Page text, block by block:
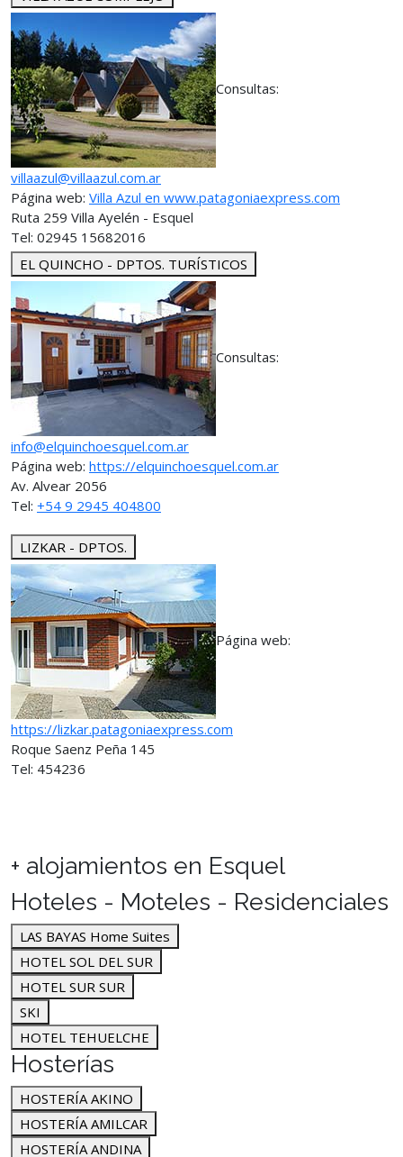
Consultas:
villaazul@villaazul.com.ar
Página web: Villa Azul en www.patagoniaexpress.com
Ruta 259 Villa Ayelén - Esquel
Tel: 02945 15682016
EL QUINCHO - DPTOS. TURÍSTICOS
Consultas:
info@elquinchoesquel.com.ar
Página web: https://elquinchoesquel.com.ar
Av. Alvear 2056
Tel: +54 9 2945 404800
LIZKAR - DPTOS.
Página web:
https://lizkar.patagoniaexpress.com
Roque Saenz Peña 145
Tel: 454236
+ alojamientos en Esquel
Hoteles - Moteles - Residenciales
LAS BAYAS Home Suites
HOTEL SOL DEL SUR
HOTEL SUR SUR
SKI
HOTEL TEHUELCHE
Hosterías
HOSTERÍA AKINO
HOSTERÍA AMILCAR
HOSTERÍA ANDINA